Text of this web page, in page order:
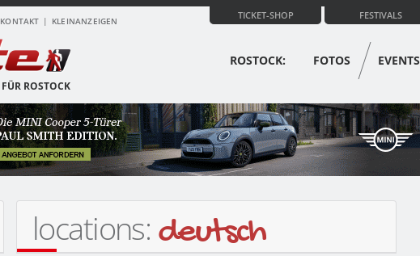
KONTAKT KLEINANZEIGEN FESTIVALS
TICKET-SHOP
FÜR ROSTOCK
ROSTOCK: FOTOS EVENTS
locations: deutsch